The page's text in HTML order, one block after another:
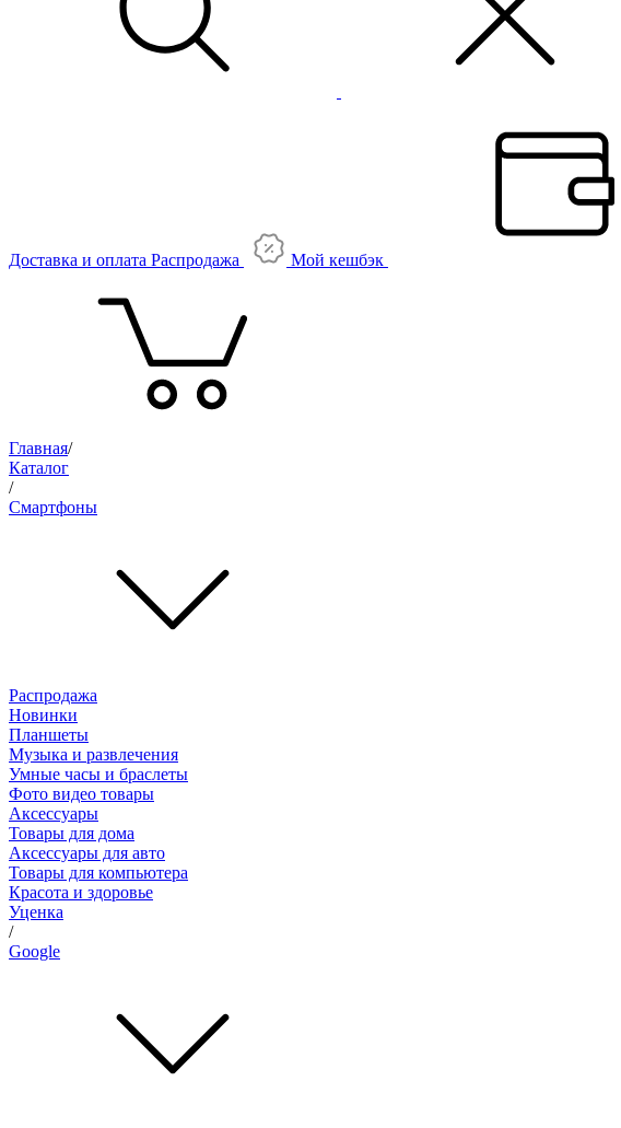
Доставка и оплата Распродажа Мой кешбэк
Главная/
Каталог
/
Смартфоны
Распродажа
Новинки
Планшеты
Музыка и развлечения
Умные часы и браслеты
Фото видео товары
Аксессуары
Товары для дома
Аксессуары для авто
Товары для компьютера
Красота и здоровье
Уценка
/
Google